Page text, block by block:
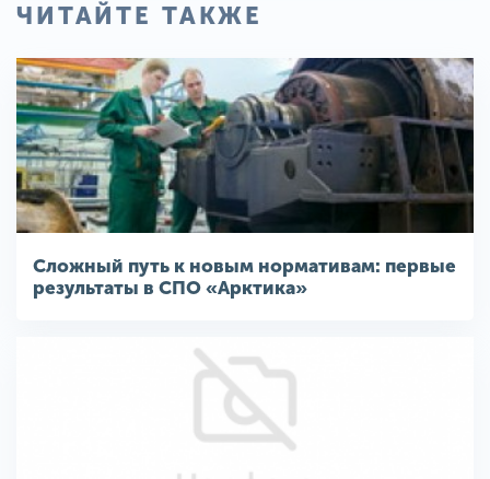
ЧИТАЙТЕ ТАКЖЕ
Сложный путь к новым нормативам: первые
результаты в СПО «Арктика»